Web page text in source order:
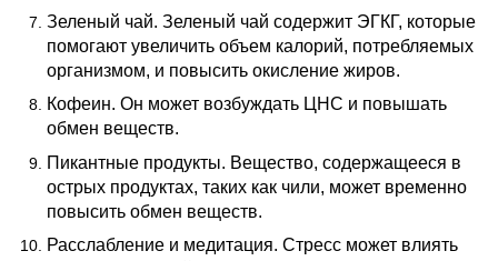
Зеленый чай. Зеленый чай содержит ЭГКГ, которые
помогают увеличить объем калорий, потребляемых
организмом, и повысить окисление жиров.
Кофеин. Он может возбуждать ЦНС и повышать
обмен веществ.
Пикантные продукты. Вещество, содержащееся в
острых продуктах, таких как чили, может временно
повысить обмен веществ.
Расслабление и медитация. Стресс может влиять